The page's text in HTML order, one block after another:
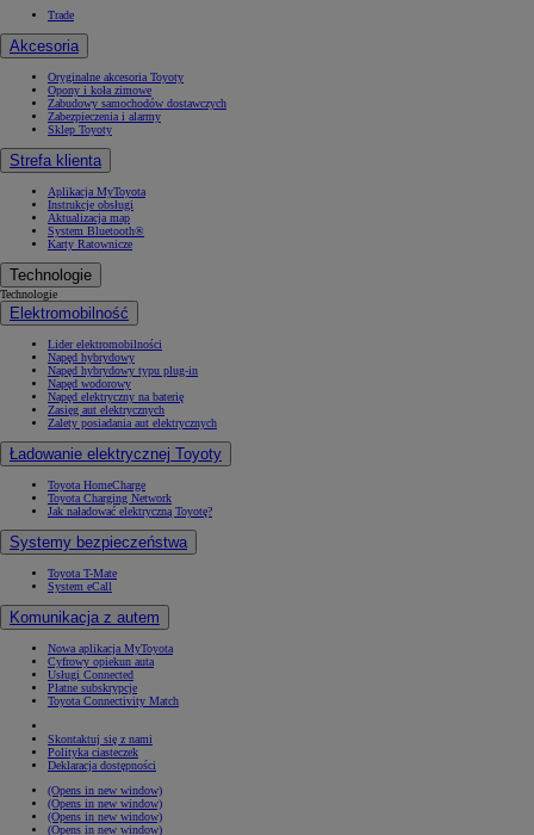
Trade
Akcesoria
Oryginalne akcesoria Toyoty
Opony i koła zimowe
Zabudowy samochodów dostawczych
Zabezpieczenia i alarmy
Sklep Toyoty
Strefa klienta
Aplikacja MyToyota
Instrukcje obsługi
Aktualizacja map
System Bluetooth®
Karty Ratownicze
Technologie
Technologie
Elektromobilność
Lider elektromobilności
Napęd hybrydowy
Napęd hybrydowy typu plug-in
Napęd wodorowy
Napęd elektryczny na baterię
Zasięg aut elektrycznych
Zalety posiadania aut elektrycznych
Ładowanie elektrycznej Toyoty
Toyota HomeCharge
Toyota Charging Network
Jak naładować elektryczną Toyotę?
Systemy bezpieczeństwa
Toyota T-Mate
System eCall
Komunikacja z autem
Nowa aplikacja MyToyota
Cyfrowy opiekun auta
Usługi Connected
Płatne subskrypcje
Toyota Connectivity Match
Skontaktuj się z nami
Polityka ciasteczek
Deklaracja dostępności
(Opens in new window)
(Opens in new window)
(Opens in new window)
(Opens in new window)